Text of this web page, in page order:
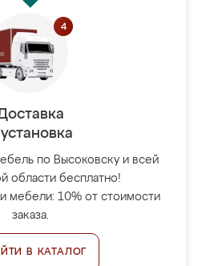
по Высоковску и всей
области бесплатно!
мебели: 10% от стоимости
заказа.
В КАТАЛОГ